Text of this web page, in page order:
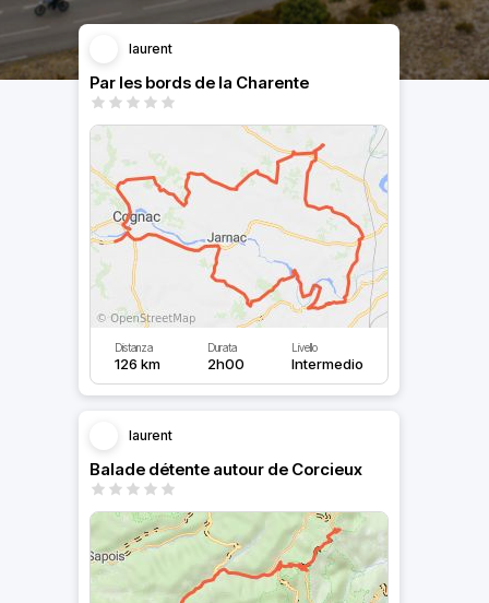
laurent
Par les bords de la Charente
Distanza
126 km
Durata
2h00
Livello
Intermedio
laurent
Balade détente autour de Corcieux